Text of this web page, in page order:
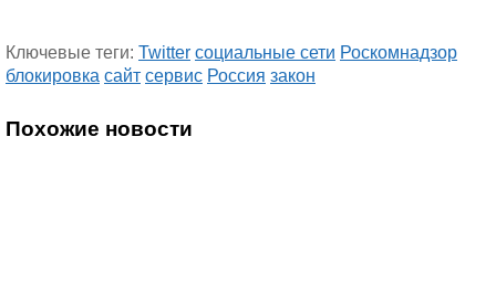
Ключевые теги: Twitter социальные сети Роскомнадзор
блокировка сайт сервис Россия закон
Похожие новости